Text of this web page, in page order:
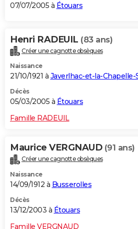
07/07/2005 à Étouars
Henri RADEUIL (83 ans)
Créer une cagnotte obsèques
Naissance
21/10/1921 à Javerlhac-et-la-
Décès
05/03/2005 à Étouars
Famille RADEUIL
Maurice VERGNAUD (91 ans)
Créer une cagnotte obsèques
Naissance
14/09/1912 à Busserolles
Décès
13/12/2003 à Étouars
Famille VERGNAUD